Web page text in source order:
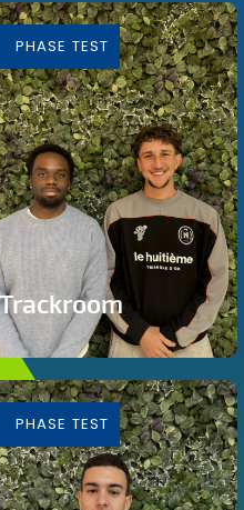
outils artistique
En savoir plus
PHASE TEST
Trackroom
Evènements d'écoute
musicale immersive
En savoir plus
PHASE TEST